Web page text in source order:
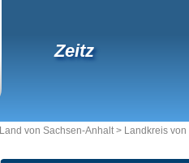
Zeitz
Land von Sachsen-Anhalt> Landkreis